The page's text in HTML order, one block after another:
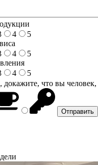
4
5
4
5
4
5
докажите, что вы